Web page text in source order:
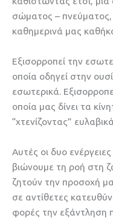
σώματος –
καθημερινά μας
Εξισορροπεί την
οποία οδηγεί στην
εσωτερικά.
οποία μας δίνει τα
“χτενίζοντας”
Αυτές οι δυο
βιώνουμε τη ροή στη
ζητούν την προσοχή
σε αντίθετες
φορές την εξάντληση